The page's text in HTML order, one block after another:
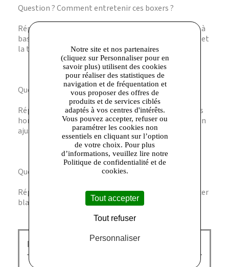
Question ? Comment entretenir ces boxers ?
Réponse. Il est recommandé de les laver en machine à
basse température pour préserver la qualité du tissu et
la technologie respirante.
Question ? Quelle taille choisir ?
Réponse. Les boxers Dim suivent les tailles standards
homme. Référez-vous au guide des tailles Dim pour un
ajustement parfait.
Question ? Ce lot comprend-il plusieurs couleurs ?
Réponse. Oui, ce lot contient un boxer bleu et un boxer
blanc, pour varier les styles au quotidien.
Dim Outlet Corbeil :
Notre site et nos partenaires
(cliquez sur Personnaliser pour en
savoir plus) utilisent des cookies
pour réaliser des statistiques de
navigation et de fréquentation et
vous proposer des offres de
produits et de services ciblés
adaptés à vos centres d'intérêts.
Vous pouvez accepter, refuser ou
paramétrer les cookies non
essentiels en cliquant sur l’option
de votre choix. Pour plus
d’informations, veuillez lire notre
Politique de confidentialité et de
cookies.
Tout accepter
Tout refuser
Personnaliser